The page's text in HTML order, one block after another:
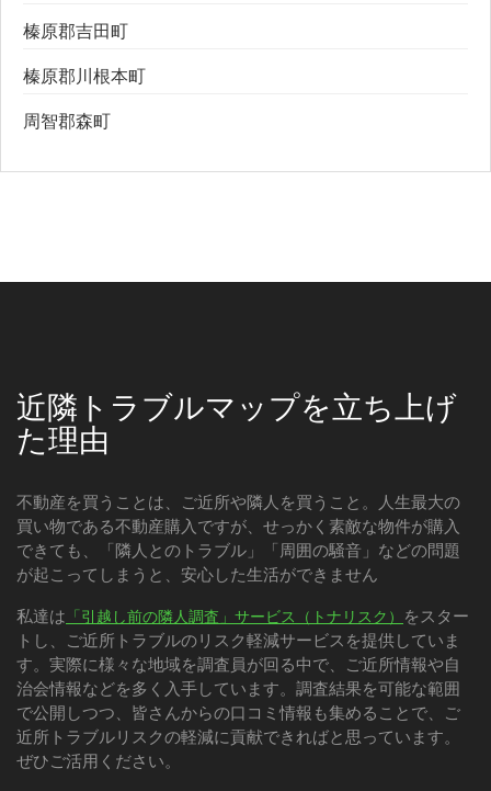
榛原郡吉田町
榛原郡川根本町
周智郡森町
近隣トラブルマップを立ち上げ
た理由
不動産を買うことは、ご近所や隣人を買うこと。人生最大の
買い物である不動産購入ですが、せっかく素敵な物件が購入
できても、「隣人とのトラブル」「周囲の騒音」などの問題
が起こってしまうと、安心した生活ができません
私達は 「引越し前の隣人調査」サービス（トナリスク） をスター
トし、ご近所トラブルのリスク軽減サービスを提供していま
す。実際に様々な地域を調査員が回る中で、ご近所情報や自
治会情報などを多く入手しています。調査結果を可能な範囲
で公開しつつ、皆さんからの口コミ情報も集めることで、ご
近所トラブルリスクの軽減に貢献できればと思っています。
ぜひご活用ください。